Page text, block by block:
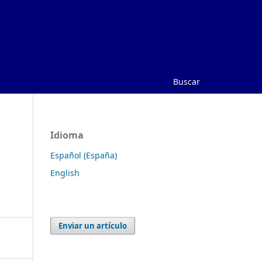
Buscar
Idioma
Español (España)
English
Enviar un artículo